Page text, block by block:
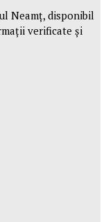
Neamț, disponibil
verificate și